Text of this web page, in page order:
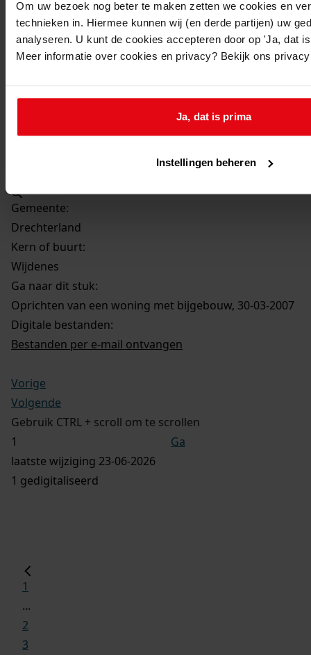
Om uw bezoek nog beter te maken zetten we cookies en
technieken in. Hiermee kunnen wij (en derde partijen) uw
analyseren. U kunt de cookies accepteren door op 'Ja, dat
Meer informatie over cookies en privacy? Bekijk ons
Ja, dat is prima
Instellingen beheren
Oprichten van een woning met bijgebouw
Datum vergunning:
30-03-2007
Perceel:
Gemeente:
Drechterland
Kern of buurt:
Wijdenes
Ga naar dit stuk:
Oprichten van een woning met bijgebouw, 30-03-2007
Digitale bestanden:
Bestanden per e-mail ontvangen
Vorige
Volgende
Gebruik CTRL + scroll om te scrollen
Ga
laatste wijziging 23-06-2026
1 gedigitaliseerd
1
...
2
3